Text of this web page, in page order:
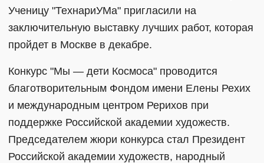
Ученицу "ТехнариУМа" пригласили на
заключительную выставку лучших работ, которая
пройдет в Москве в декабре.
Конкурс "Мы — дети Космоса" проводится
благотворительным Фондом имени Елены Рехих
и международным центром Рерихов при
поддержке Российской академии художеств.
Председателем жюри конкурса стал Президент
Российской академии художеств, народный